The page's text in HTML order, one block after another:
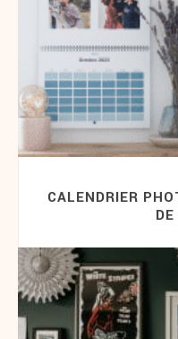
CALENDRIER